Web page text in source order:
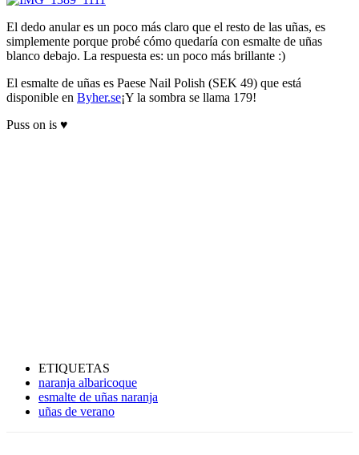
El dedo anular es un poco más claro que el resto de las uñas, es
simplemente porque probé cómo quedaría con esmalte de uñas
blanco debajo. La respuesta es: un poco más brillante :)
El esmalte de uñas es Paese Nail Polish (SEK 49) que está
disponible en Byher.se¡Y la sombra se llama 179!
Puss on is ♥
ETIQUETAS
naranja albaricoque
esmalte de uñas naranja
uñas de verano